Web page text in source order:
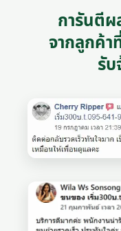
การันตีผ
จากลูกค้า
รั